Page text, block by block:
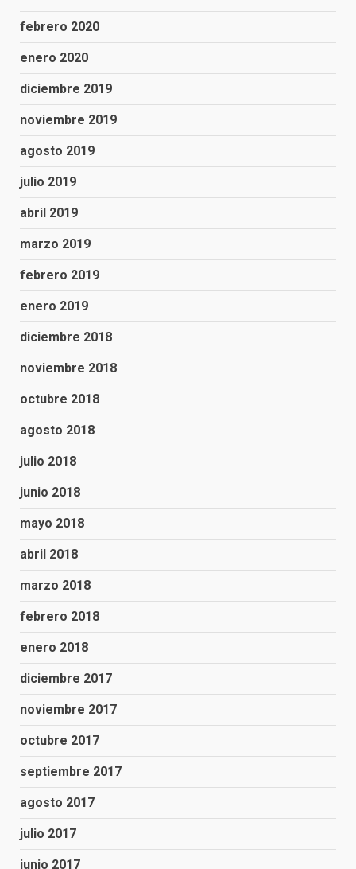
febrero 2020
enero 2020
diciembre 2019
noviembre 2019
agosto 2019
julio 2019
abril 2019
marzo 2019
febrero 2019
enero 2019
diciembre 2018
noviembre 2018
octubre 2018
agosto 2018
julio 2018
junio 2018
mayo 2018
abril 2018
marzo 2018
febrero 2018
enero 2018
diciembre 2017
noviembre 2017
octubre 2017
septiembre 2017
agosto 2017
julio 2017
junio 2017